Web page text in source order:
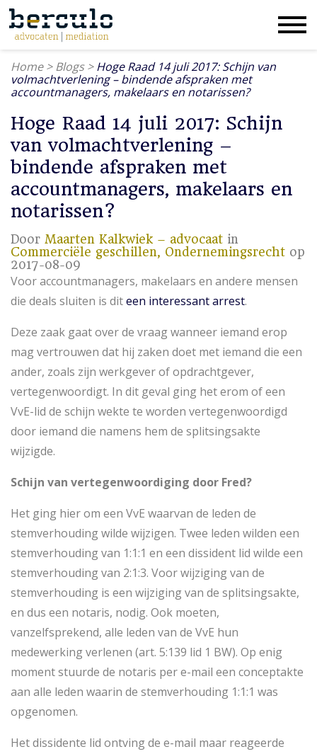
Home>Blogs>Hoge Raad 14 juli 2017: Schijn van
volmachtverlening – bindende afspraken met
accountmanagers, makelaars en notarissen?
Hoge Raad 14 juli 2017: Schijn
van volmachtverlening –
bindende afspraken met
accountmanagers, makelaars en
notarissen?
Door Maarten Kalkwiek – advocaat in
Commerciële geschillen, Ondernemingsrecht op
2017-08-09
Voor accountmanagers, makelaars en andere mensen
die deals sluiten is diteen interessant arrest.
Deze zaak gaat over de vraag wanneer iemand erop
mag vertrouwen dat hij zaken doet met iemand die een
ander, zoals zijn werkgever of opdrachtgever,
vertegenwoordigt. In dit geval ging het erom of een
VvE-lid de schijn wekte te worden vertegenwoordigd
door iemand die namens hem de splitsingsakte
wijzigde.
Schijn van vertegenwoordiging door Fred?
Het ging hier om een VvE waarvan de leden de
stemverhouding wilde wijzigen. Twee leden wilden een
stemverhouding van 1:1:1 en een dissident lid wilde een
stemverhouding van 2:1:3. Voor wijziging van de
stemverhouding is een wijziging van de splitsingsakte,
en dus een notaris, nodig. Ook moeten,
vanzelfsprekend, alle leden van de VvE hun
medewerking verlenen (art. 5:139 lid 1 BW). Op enig
moment stuurde de notaris per e-mail een conceptakte
aan alle leden waarin de stemverhouding 1:1:1 was
opgenomen.
Het dissidente lid ontving de e-mail maar reageerde